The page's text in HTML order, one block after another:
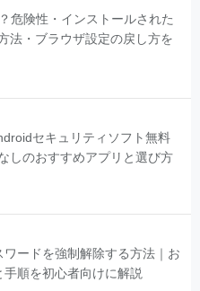
危険性・インストールされた
法・ブラウザ設定の戻し方を
セキュリティソフト無料
しのおすすめアプリと選び方
ードを強制解除する方法｜お
順を初心者向けに解説